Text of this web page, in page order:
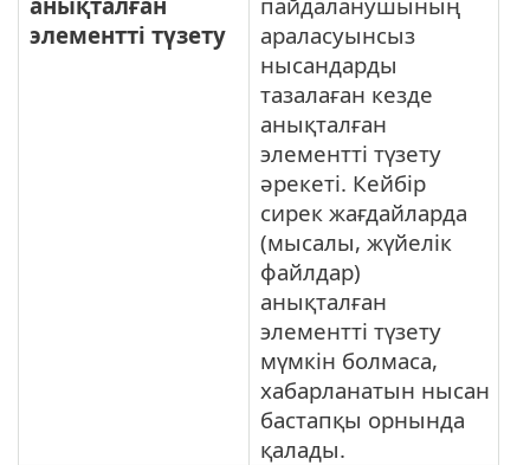
элементті түзету
араласуынсыз
нысандарды
тазалаған кезде
анықталған
элементті түзету
әрекеті. Кейбір
сирек жағдайларда
(мысалы, жүйелік
файлдар)
анықталған
элементті түзету
мүмкін болмаса,
хабарланатын нысан
бастапқы орнында
қалады.